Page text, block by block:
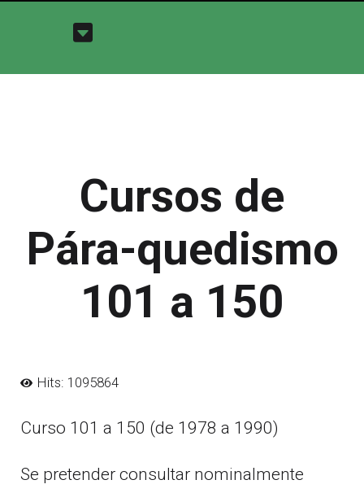
Cursos de
Pára-quedismo
101 a 150
Hits: 1095864
Curso 101 a 150 (de 1978 a 1990)
Se pretender consultar nominalmente